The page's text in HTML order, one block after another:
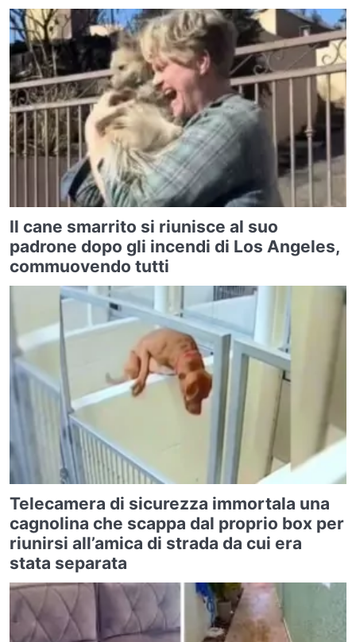
Il cane smarrito si riunisce al suo
padrone dopo gli incendi di Los Angeles,
commuovendo tutti
Telecamera di sicurezza immortala una
cagnolina che scappa dal proprio box per
riunirsi all’amica di strada da cui era
stata separata